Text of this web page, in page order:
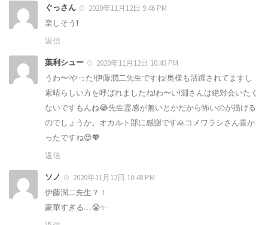
ぐっさん
2020年11月12日 9:46 PM
楽しそう❗
返信
葉利シュー
2020年11月12日 10:43 PM
うわ〜!やった!伊藤潤二先生ですね!奥様も活躍されてますし
素晴らしい方を呼ばれましたね!わ〜い!淵さんは絶対会いたく
ないですもんね😂先生霊感が無いとかだから怖いのが描ける
のでしょうか。オカルト部に感謝です🙏コメワラシさん善か
ったですね😍💖
返信
ソノ
2020年11月12日 10:48 PM
伊藤潤二先生？！
豪華すぎる…😭✨